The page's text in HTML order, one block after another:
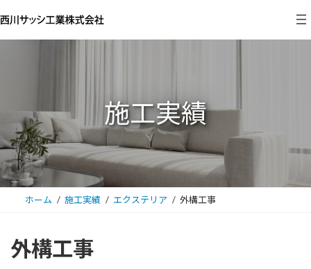
ン
テ
ッ
プ
ビ
ゲ
移
動
施工実績
ホーム 施工実績 エクステリア 外構工事
外構工事